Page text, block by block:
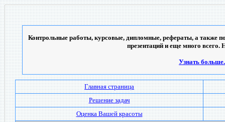
Контрольные работы, курсовые, дипломные, рефераты, а также
презентаций и еще много всего.
Узнать
Главная страница
Решение задач
Оценка Вашей красоты